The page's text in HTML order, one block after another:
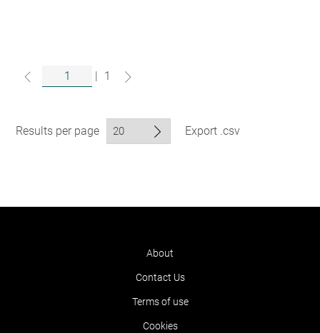
| 1
Results per page Export .csv
About
Contact Us
Terms of use
Cookies